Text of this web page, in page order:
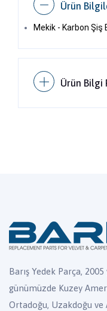
Ürün
Mekik - Karbon Şiş
Ürün Bilgi
Barış Yedek Parça,
günümüzde Kuzey
Ortadoğu, Uzakdoğu